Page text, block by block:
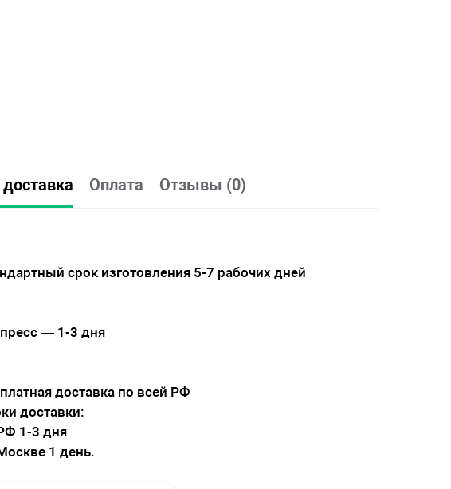
Оплата Отзывы (0)
срок изготовления 5-7 рабочих дней
— 1-3 дня
доставка по всей РФ
доставки:
1-3 дня
1 день.